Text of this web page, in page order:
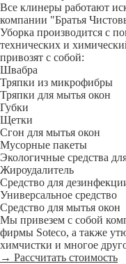
Все клинеры работают
компании "Братья
Уборка производится с
технических и
привозят с собой:
Швабра
Тряпки из микрофибры
Тряпки для мытья окон
Губки
Щетки
Сгон для мытья окон
Мусорные пакеты
Экологичные средства
Жироудалитель
Средство для
Универсальное средство
Средство для мытья окон
Мы привезем с собой
фирмы Soteco, а также
химчистки и многое
→ Рассчитать стоимость